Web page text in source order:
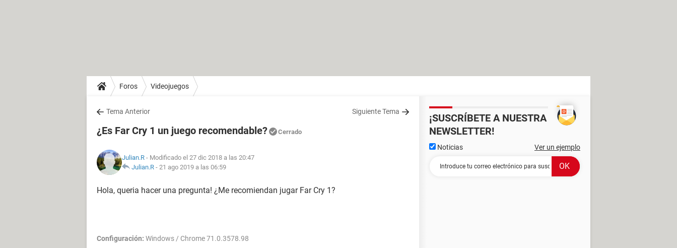
Foros Videojuegos
Tema Anterior Siguiente Tema
¿Es Far Cry 1 un juego recomendable? Cerrado
Julian.R - Modificado el 27 dic 2018 a las 20:47
Julian.R - 21 ago 2019 a las 06:59
Hola, queria hacer una pregunta! ¿Me recomiendan jugar Far Cry 1?
Configuración: Windows / Chrome 71.0.3578.98
¡SUSCRÍBETE A NUESTRA
NEWSLETTER!
Noticias Ver un ejemplo